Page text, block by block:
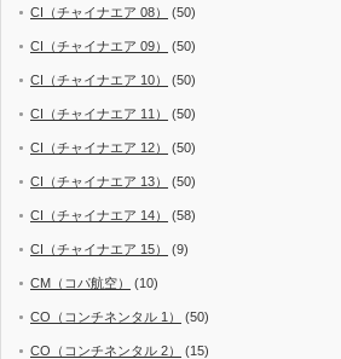
CI（チャイナエア 08） (50)
CI（チャイナエア 09） (50)
CI（チャイナエア 10） (50)
CI（チャイナエア 11） (50)
CI（チャイナエア 12） (50)
CI（チャイナエア 13） (50)
CI（チャイナエア 14） (58)
CI（チャイナエア 15） (9)
CM（コパ航空） (10)
CO（コンチネンタル 1） (50)
CO（コンチネンタル 2） (15)